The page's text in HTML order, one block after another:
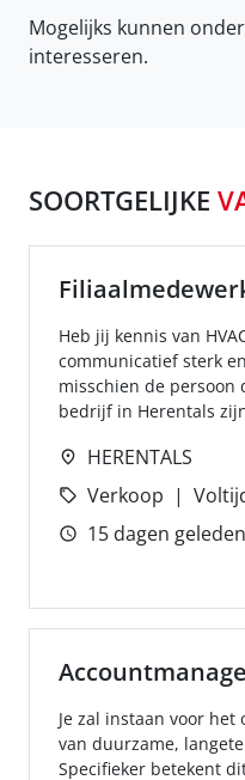
Mogelijks kunnen
interesseren.
SOORTGELIJKE
Heb jij kennis van
communicatief sterk
misschien de persoon
bedrijf in Herentals
HERENTALS
Verkoop
15 dagen geleden
Je zal instaan voor
van duurzame,
Specifieker betekent